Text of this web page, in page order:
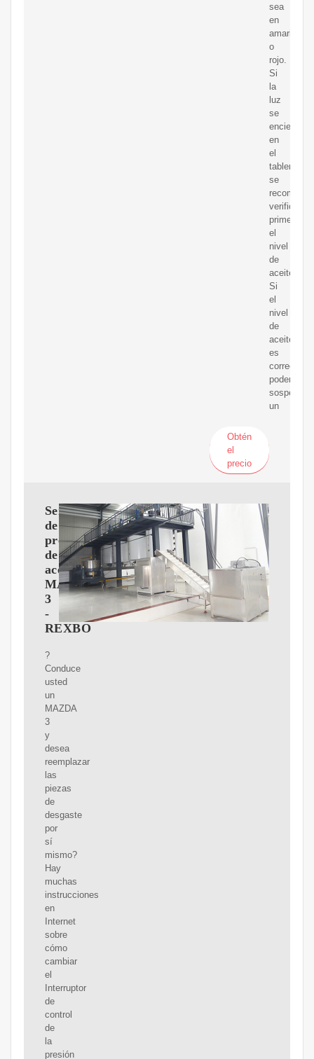
sea
en
amarillo
o
rojo.
Si
la
luz
se
enciende
en
el
tablero,
se
verificar
primero
el
nivel
de
aceite.
Si
el
nivel
de
aceite
es
correcto,
podemos
sospechar
un
Obtén
el
precio
Sensor
de
presión
de
aceite
MAZDA
3
-
REXBO
?
Conduce
usted
un
MAZDA
3
y
desea
reemplazar
las
piezas
de
desgaste
por
sí
mismo?
Hay
muchas
instrucciones
en
Internet
sobre
cómo
cambiar
el
Interruptor
de
control
de
la
presión